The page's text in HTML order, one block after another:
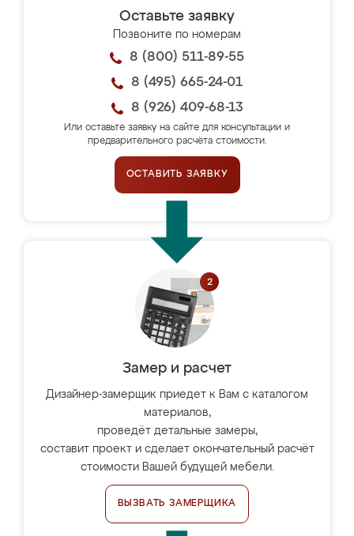
Оставьте заявку
Позвоните по номерам
8 (800) 511-89-55
8 (495) 665-24-01
8 (926) 409-68-13
Или оставьте заявку на сайте для консультации и
предварительного расчёта стоимости.
ОСТАВИТЬ ЗАЯВКУ
Замер и расчет
Дизайнер-замерщик приедет к Вам с каталогом
материалов,
проведёт детальные замеры,
составит проект и сделает окончательный расчёт
стоимости Вашей будущей мебели.
ВЫЗВАТЬ ЗАМЕРЩИКА